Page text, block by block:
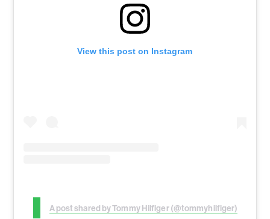
View this post on Instagram
A post shared by Tommy Hilfiger (@tommyhilfiger)